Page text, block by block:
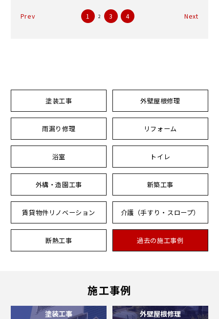
Prev 1 2 3 4 Next
塗装工事 外壁屋根修理
雨漏り修理 リフォーム
浴室 トイレ
外構・造園工事 新築工事
賃貸物件リノベーション 介護（手すり・スロープ）
断熱工事 過去の施工事例
施工事例
塗装工事 外壁屋根修理